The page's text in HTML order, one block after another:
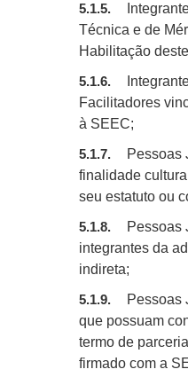
5.1.5.
Técnica e de
Habilitação
5.1.6.
Facilitadores
à SEEC;
5.1.7.
Pessoas
finalidade
seu estatuto ou
5.1.8.
Pessoas
integrantes da
indireta;
5.1.9.
Pessoas
que possuam
termo de
firmado com a